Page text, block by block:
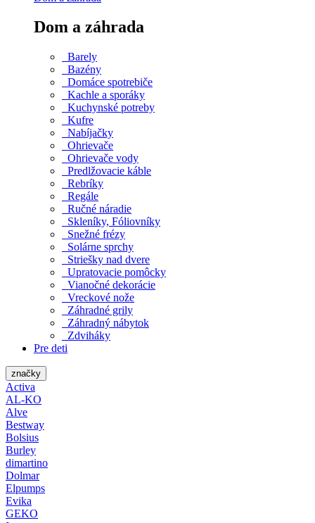
Dom a záhrada
Barely
Bazény
Domáce spotrebiče
Kachle a sporáky
Kuchynské potreby
Kufre
Nabíjačky
Ohrievače
Ohrievače vody
Predlžovacie káble
Rebríky
Regále
Ručné náradie
Skleníky, Fóliovníky
Snežné frézy
Solárne sprchy
Striešky nad dvere
Upratovacie pomôcky
Vianočné dekorácie
Vreckové nože
Záhradné grily
Záhradný nábytok
Zdviháky
Pre deti
značky
Activa
AL-KO
Alve
Bestway
Bolsius
Burley
dimartino
Dolmar
Elpumps
Evika
GEKO